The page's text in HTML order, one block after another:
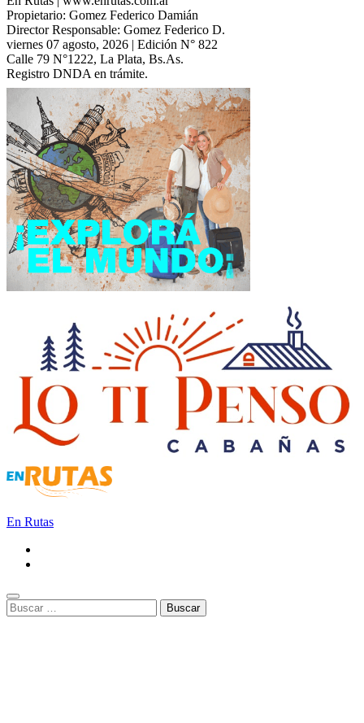
Propietario: Gomez Federico Damián
Director Responsable: Gomez Federico D.
viernes 07 agosto, 2026 | Edición N° 822
Calle 79 N°1222, La Plata, Bs.As.
Registro DNDA en trámite.
En Rutas
Buscar: